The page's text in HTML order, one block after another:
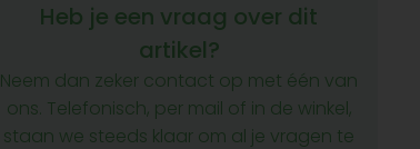
Heb je een vraag over dit
artikel?
Neem dan zeker contact op met één van
ons. Telefonisch, per mail of in de winkel,
staan we steeds klaar om al je vragen te